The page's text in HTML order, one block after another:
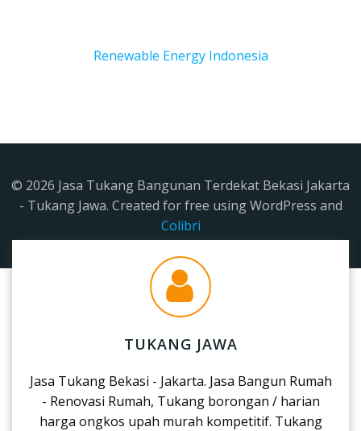
Renewable Energy Indonesia
© 2026 Jasa Tukang Bangunan Terdekat Bekasi Jakarta
- Tukang Jawa. Created for free using WordPress and
Colibri
TUKANG JAWA
Jasa Tukang Bekasi - Jakarta. Jasa Bangun Rumah
- Renovasi Rumah, Tukang borongan / harian
harga ongkos upah murah kompetitif. Tukang